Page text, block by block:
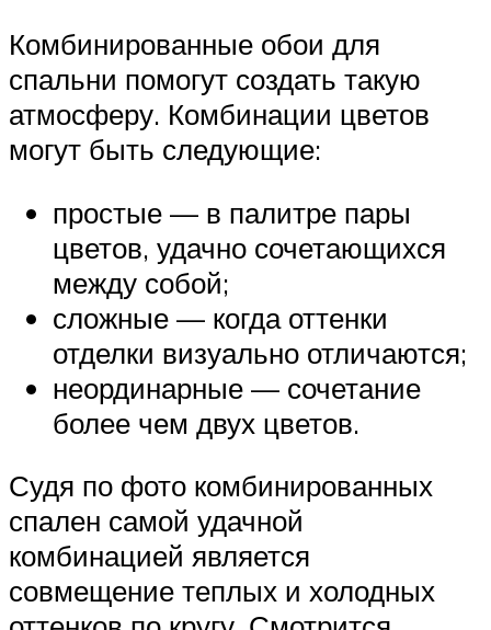
Комбинированные обои для
спальни помогут создать такую
атмосферу. Комбинации цветов
могут быть следующие:
простые — в палитре пары
цветов, удачно сочетающихся
между собой;
сложные — когда оттенки
отделки визуально отличаются;
неординарные — сочетание
более чем двух цветов.
Судя по фото комбинированных
спален самой удачной
комбинацией является
совмещение теплых и холодных